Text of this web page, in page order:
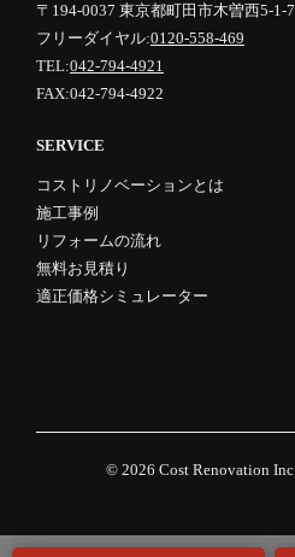
〒194-0037 東京都町田市木曽西5-1-7
フリーダイヤル:0120-558-469
TEL:042-794-4921
FAX:042-794-4922
SERVICE
コストリノベーションとは
施工事例
リフォームの流れ
無料お見積り
適正価格シミュレーター
© 2026 Cost Renovation Inc.